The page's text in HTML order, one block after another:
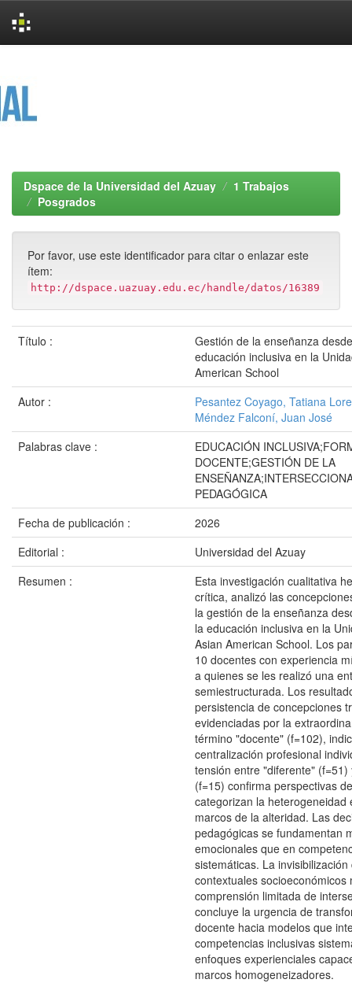
Dspace de la Universidad del Azuay
1 Trabajos
Posgrados
Por favor, use este identificador para citar o enlazar este
ítem:
http://dspace.uazuay.edu.ec/handle/datos/16389
Título :
Gestión de la enseñanza
educación inclusiva en la
American School
Autor :
Pesantez Coyago, Tatiana
Méndez Falconí, Juan José
Palabras clave :
EDUCACIÓN
DOCENTE;GESTIÓN DE LA
PEDAGÓGICA
Fecha de publicación :
2026
Editorial :
Universidad del Azuay
Resumen :
Esta investigación cualitativa
crítica, analizó las
la gestión de la enseñanza
la educación inclusiva en la
Asian American School. Los
10 docentes con experiencia
a quienes se les realizó una
semiestructurada. Los
persistencia de concepciones
evidenciadas por la
término "docente" (f=102),
centralización profesional
tensión entre "diferente" (f=51)
(f=15) confirma perspectivas
categorizan la heterogeneidad
marcos de la alteridad. Las
pedagógicas se fundamentan
emocionales que en
sistemáticas. La
contextuales socioeconómicos
comprensión limitada de
concluye la urgencia de
docente hacia modelos que
competencias inclusivas
enfoques experienciales
marcos homogeneizadores.